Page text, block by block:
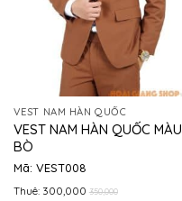
VEST NAM HÀN QUỐC
VEST NAM HÀN QUỐC MÀU
BÒ
Mã: VEST008
Thuê: 300,000 350,000